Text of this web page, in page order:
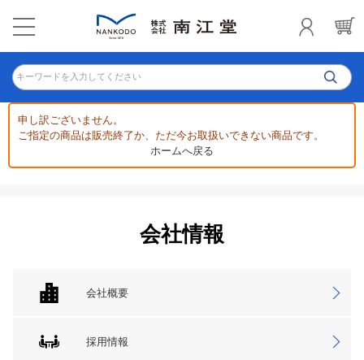
キーワードを入力してください
申し訳ございません。
ご指定の商品は販売終了か、ただ今お取扱いできない商品です。
ホームへ戻る
会社情報
会社概要
採用情報